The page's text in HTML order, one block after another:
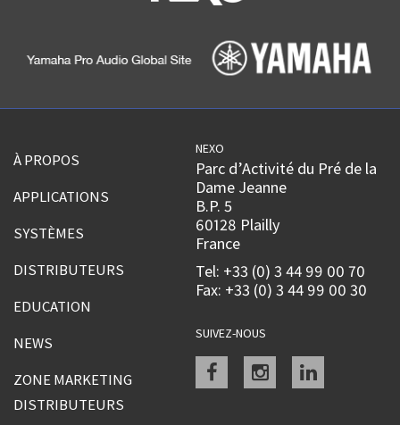
À PROPOS
APPLICATIONS
SYSTÈMES
DISTRIBUTEURS
EDUCATION
NEWS
ZONE MARKETING
DISTRIBUTEURS
NEXO
Parc d’Activité du Pré de la
Dame Jeanne
B.P. 5
60128 Plailly
France
Tel: +33 (0) 3 44 99 00 70
Fax: +33 (0) 3 44 99 00 30
SUIVEZ-NOUS
Facebookinstagramlinkedin